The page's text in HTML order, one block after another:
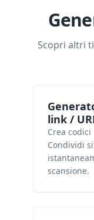
Scopri altri
link /
Crea codici
Condividi
scansione.